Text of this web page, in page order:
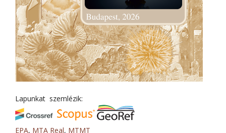
Lapunkat szemlézik:
EPA, MTA Real, MTMT